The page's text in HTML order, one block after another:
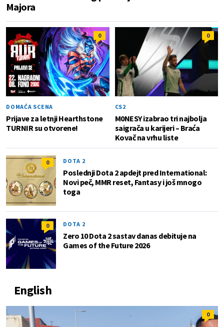
Majora
0
DOMAĆA SCENA
Prijave za letnji Hearthstone
TURNIR su otvorene!
0
CS2
M0NESY izabrao tri najbolja
saigrača u karijeri – Braća
Kovač na vrhu liste
0 DOTA 2
Poslednji Dota 2 apdejt pred International:
Novi peč, MMR reset, Fantasy i još mnogo
toga
0 DOTA 2
Zero 10 Dota 2 sastav danas debituje na
Games of the Future 2026
English
0